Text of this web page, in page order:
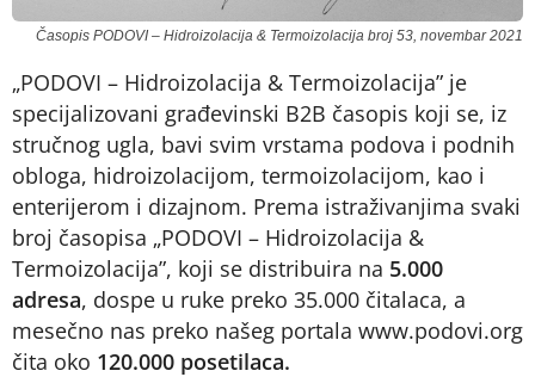
Časopis PODOVI – Hidroizolacija & Termoizolacija broj 53, novembar 2021
„PODOVI – Hidroizolacija & Termoizolacija” je
specijalizovani građevinski B2B časopis koji se, iz
stručnog ugla, bavi svim vrstama podova i podnih
obloga, hidroizolacijom, termoizolacijom, kao i
enterijerom i dizajnom. Prema istraživanjima svaki
broj časopisa „PODOVI – Hidroizolacija &
Termoizolacija”, koji se distribuira na 5.000
adresa, dospe u ruke preko 35.000 čitalaca, a
mesečno nas preko našeg portala www.podovi.org
čita oko 120.000 posetilaca.